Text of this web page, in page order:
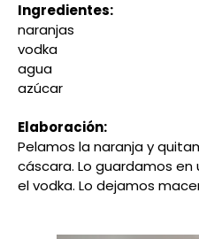
Ingredientes:
naranjas
vodka
agua
azúcar
Elaboración:
Pelamos la naranja y
cáscara. Lo guardamos
el vodka. Lo dejamos